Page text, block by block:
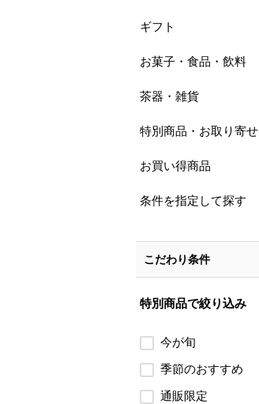
ギフト
お菓子・食品・飲料
茶器・雑貨
特別商品・お取り寄せ
お買い得商品
条件を指定して探す
こだわり条件
特別商品で絞り込み
今が旬
季節のおすすめ
通販限定